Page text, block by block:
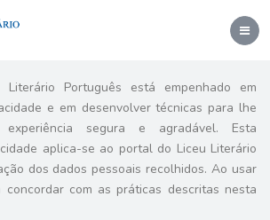
Português está empenhado em
e em desenvolver técnicas para lhe
experiência segura e agradável. Esta
aplica-se ao portal do Liceu Literário
dos dados pessoais recolhidos. Ao usar
com as práticas descritas nesta